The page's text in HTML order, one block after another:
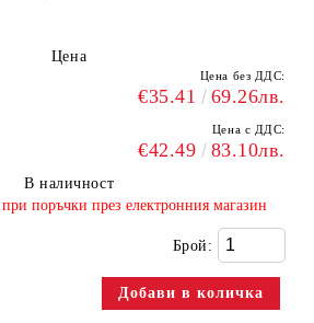
Цена
Цена без ДДС:
€35.41 69.26лв.
Цена с ДДС:
€42.49 83.10лв.
В наличност
поръчки през електронния магазин
Брой: